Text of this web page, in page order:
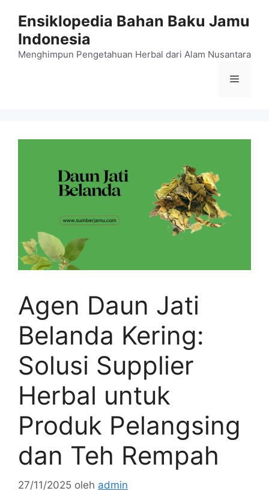
Ensiklopedia Bahan Baku Jamu
Indonesia
Menghimpun Pengetahuan Herbal dari Alam Nusantara
Menu
Agen Daun Jati
Belanda Kering:
Solusi Supplier
Herbal untuk
Produk Pelangsing
dan Teh Rempah
27/11/2025 oleh admin